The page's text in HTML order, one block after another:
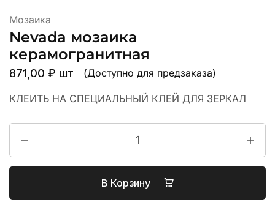
Мозаика
Nevada мозаика
керамогранитная
871,00 ₽ шт (Доступно для предзаказа)
КЛЕИТЬ НА СПЕЦИАЛЬНЫЙ КЛЕЙ ДЛЯ ЗЕРКАЛ
В Корзину